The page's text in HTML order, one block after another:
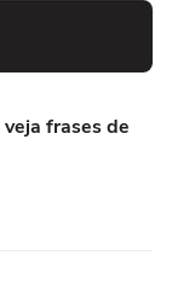
frases de